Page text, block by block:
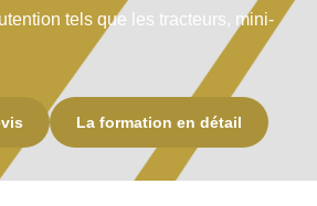
tels que les tracteurs, mini-
La formation en détail